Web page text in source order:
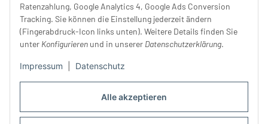
Alle akzeptieren
Ratenzahlung, Google Analytics 4, Google Ads Conversion
Tracking. Sie können die Einstellung jederzeit ändern
(Fingerabdruck-Icon links unten). Weitere Details finden Sie
unter Konfigurieren und in unserer Datenschutzerklärung.
Impressum Datenschutz
Rechtliches